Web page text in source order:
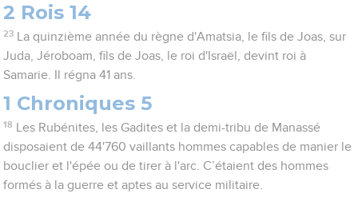
2 Rois 14
23
La quinzième année du règne d'Amatsia, le fils de Joas, sur
Juda, Jéroboam, fils de Joas, le roi d'Israël, devint roi à
Samarie. Il régna 41 ans.
1 Chroniques 5
18
Les Rubénites, les Gadites et la demi-tribu de Manassé
disposaient de 44'760 vaillants hommes capables de manier le
bouclier et l'épée ou de tirer à l'arc. C’étaient des hommes
formés à la guerre et aptes au service militaire.